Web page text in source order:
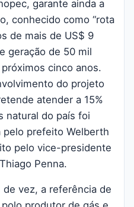
garante ainda a
conhecido como “rota
de mais de US$ 9
geração de 50 mil
cinco anos.
do projeto
atender a 15%
natural do país foi
pelo prefeito Welberth
pelo vice-presidente
Penna.
de vez, a referência de